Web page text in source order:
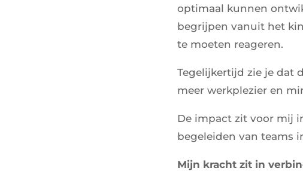
optimaal kunnen
begrijpen vanuit het
te moeten reageren.
Tegelijkertijd zie je dat
meer werkplezier en
De impact zit voor mij
begeleiden van teams
Mijn kracht zit in